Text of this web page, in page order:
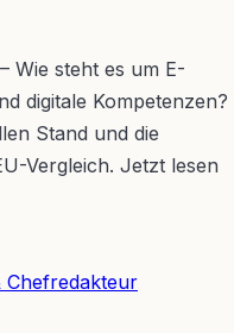
Wie steht es um E-
digitale Kompetenzen?
Stand und die
Vergleich. Jetzt lesen
Chefredakteur